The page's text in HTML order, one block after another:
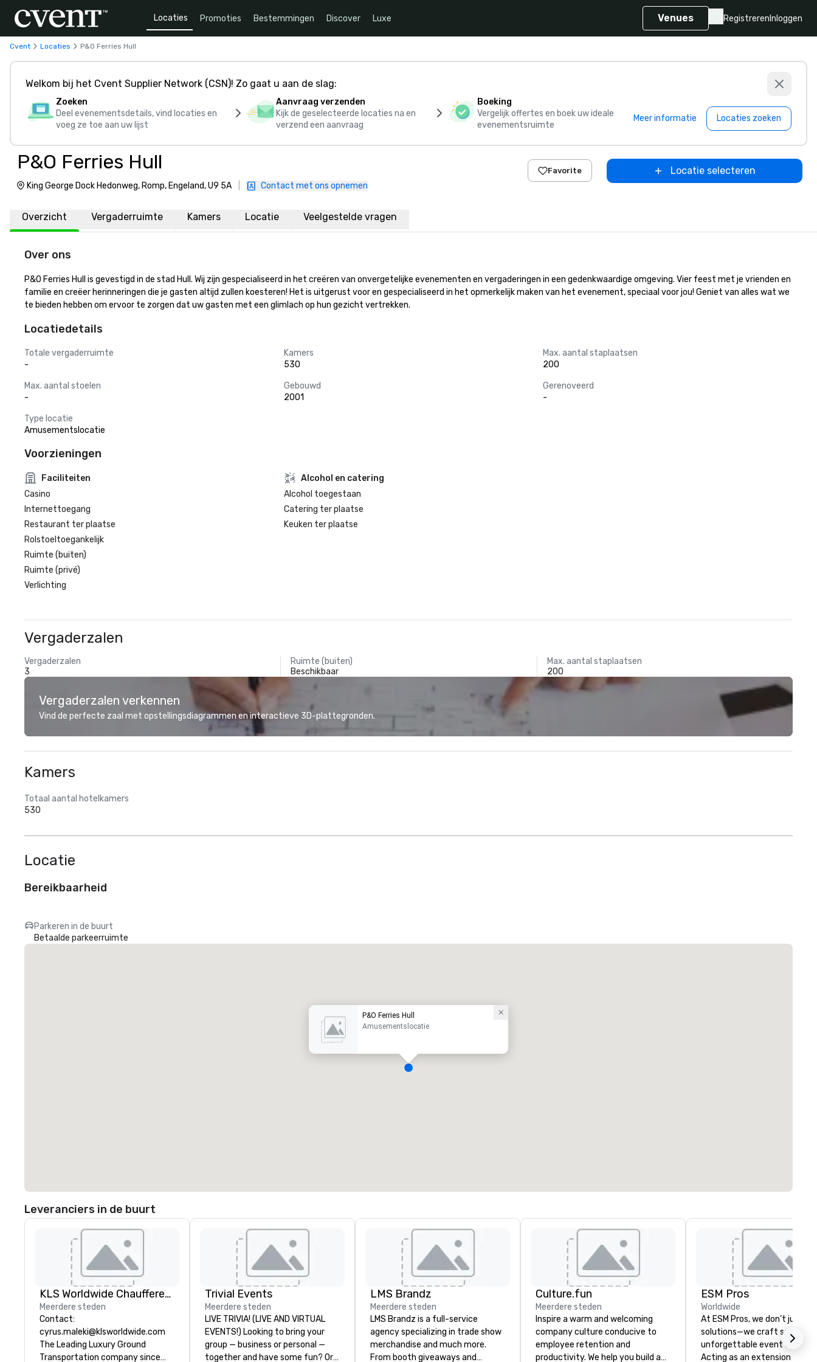
Locaties Promoties Bestemmingen Discover Luxe Venues Registreren Inloggen
Cvent Locaties P&O Ferries Hull
Welkom bij het Cvent Supplier Network (CSN)! Zo gaat u aan de slag:
Zoeken
Deel evenementsdetails, vind locaties en
voeg ze toe aan uw lijst
Aanvraag verzenden
Kijk de geselecteerde locaties na en
verzend een aanvraag
Boeking
Vergelijk offertes en boek uw ideale
evenementsruimte
Meer informatie Locaties zoeken
P&O Ferries Hull
King George Dock Hedonweg, Romp, Engeland, U9 5A Contact met ons opnemen
Favorite Locatie selecteren
Overzicht Vergaderruimte Kamers Locatie Veelgestelde vragen
Over ons
P&O Ferries Hull is gevestigd in de stad Hull. Wij zijn gespecialiseerd in het creëren van onvergetelijke evenementen en vergaderingen in een gedenkwaardige omgeving. Vier feest met je vrienden en
familie en creëer herinneringen die je gasten altijd zullen koesteren! Het is uitgerust voor en gespecialiseerd in het opmerkelijk maken van het evenement, speciaal voor jou! Geniet van alles wat we
te bieden hebben om ervoor te zorgen dat uw gasten met een glimlach op hun gezicht vertrekken.
Locatiedetails
Totale vergaderruimte
-
Kamers
530
Max. aantal staplaatsen
200
Max. aantal stoelen
-
Gebouwd
2001
Gerenoveerd
-
Type locatie
Amusementslocatie
Voorzieningen
Faciliteiten
Casino
Internettoegang
Restaurant ter plaatse
Rolstoeltoegankelijk
Ruimte (buiten)
Ruimte (privé)
Verlichting
Alcohol en catering
Alcohol toegestaan
Catering ter plaatse
Keuken ter plaatse
Vergaderzalen
Vergaderzalen
3
Ruimte (buiten)
Beschikbaar
Max. aantal staplaatsen
200
Vergaderzalen verkennen
Vind de perfecte zaal met opstellingsdiagrammen en interactieve 3D-plattegronden.
Kamers
Totaal aantal hotelkamers
530
Locatie
Bereikbaarheid
Parkeren in de buurt
Betaalde parkeerruimte
P&O Ferries Hull
Amusementslocatie
Leveranciers in de buurt
KLS Worldwide Chauffered Services
Meerdere steden
Contact:
cyrus.maleki@klsworldwide.com
The Leading Luxury Ground
Transportation company since
Trivial Events
Meerdere steden
LIVE TRIVIA! (LIVE AND VIRTUAL
EVENTS!) Looking to bring your
group — business or personal —
together and have some fun? Or
LMS Brandz
Meerdere steden
LMS Brandz is a full-service
agency specializing in trade show
merchandise and much more.
From booth giveaways and
Culture.fun
Meerdere steden
Inspire a warm and welcoming
company culture conducive to
employee retention and
productivity. We help you build a
ESM Pros
Worldwide
At ESM Pros, we don’t just
solutions—we craft
unforgettable event
Acting as an extension of